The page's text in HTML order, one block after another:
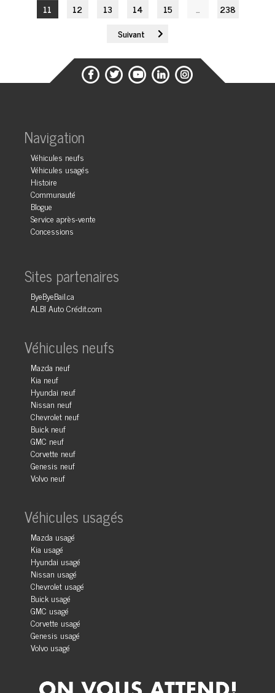
11
12 13 14 15 …
238
Suivant
Navigation
Véhicules neufs
Véhicules usagés
Histoire
Communauté
Blogue
Service après-vente
Concessions
Sites partenaires
ByeByeBail.ca
ALBI Auto Crédit.com
Véhicules neufs
Mazda neuf
Kia neuf
Hyundai neuf
Nissan neuf
Chevrolet neuf
Buick neuf
GMC neuf
Corvette neuf
Genesis neuf
Volvo neuf
Véhicules usagés
Mazda usagé
Kia usagé
Hyundai usagé
Nissan usagé
Chevrolet usagé
Buick usagé
GMC usagé
Corvette usagé
Genesis usagé
Volvo usagé